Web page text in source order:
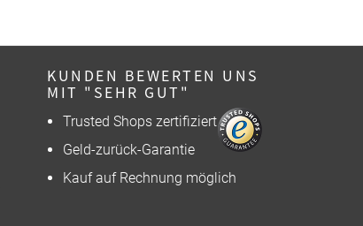
KUNDEN BEWERTEN UNS
MIT "SEHR GUT"
Trusted Shops zertifiziert
Geld-zurück-Garantie
Kauf auf Rechnung möglich